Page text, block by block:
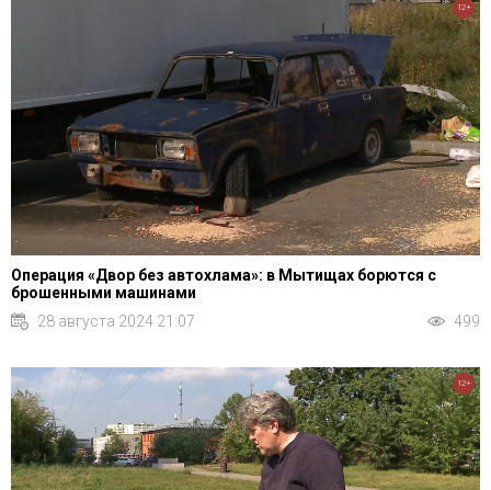
Операция «Двор без автохлама»: в Мытищах борются с
брошенными машинами
28 августа 2024 21:07
499
12+
12+